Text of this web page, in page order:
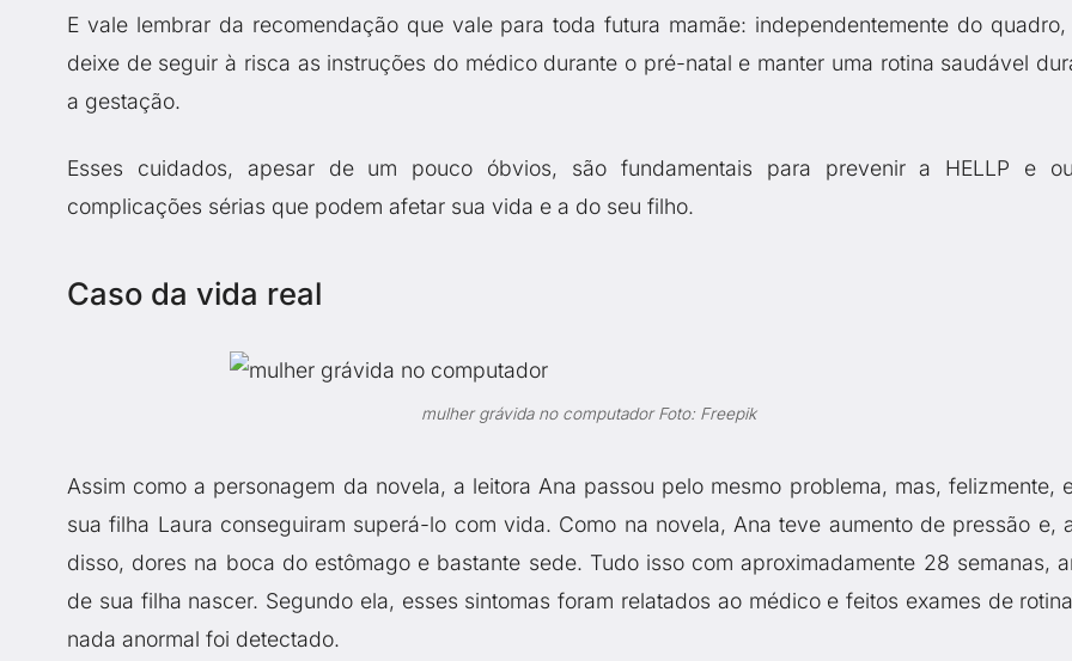
E vale lembrar da recomendação que vale para toda futura mamãe: independentemente do quadro,
deixe de seguir à risca as instruções do médico durante o pré-natal e manter uma rotina saudável
a gestação.
Esses cuidados, apesar de um pouco óbvios, são fundamentais para prevenir a HELLP e
complicações sérias que podem afetar sua vida e a do seu filho.
Caso da vida real
mulher grávida no computador Foto: Freepik
Assim como a personagem da novela, a leitora Ana passou pelo mesmo problema, mas, felizmente,
sua filha Laura conseguiram superá-lo com vida. Como na novela, Ana teve aumento de pressão e,
disso, dores na boca do estômago e bastante sede. Tudo isso com aproximadamente 28 semanas,
de sua filha nascer. Segundo ela, esses sintomas foram relatados ao médico e feitos exames de
nada anormal foi detectado.